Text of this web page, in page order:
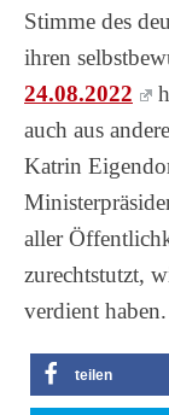
Stimme des
ihren
24.08.2022
auch aus
Katrin
aller
zurechtstutzt,
verdient haben.
teilen